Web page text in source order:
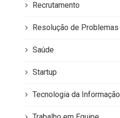
Recrutamento
Resolução de Problemas
Saúde
Startup
Tecnologia da Informação